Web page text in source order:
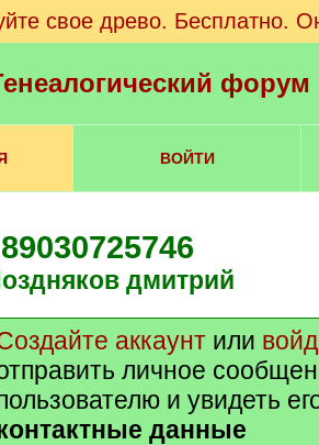
свое древо. Бесплатно.
ВОЙТИ
Поздняков дмитрий
аккаунт или
личное
и увидеть
данные